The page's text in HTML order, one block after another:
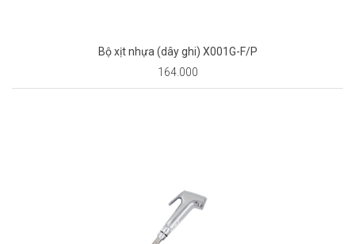
Bộ xịt nhựa (dây ghi) X001G-F/P
164.000